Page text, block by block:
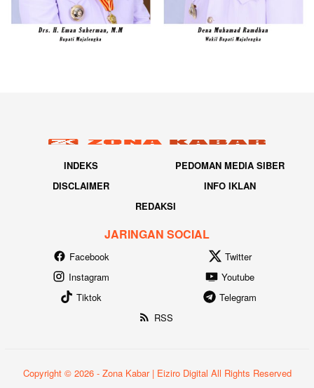
INDEKS
PEDOMAN MEDIA SIBER
DISCLAIMER
INFO IKLAN
REDAKSI
JARINGAN SOCIAL
Facebook
Twitter
Instagram
Youtube
Tiktok
Telegram
RSS
Copyright © 2026 - Zona Kabar | Eiziro Digital All Rights Reserved